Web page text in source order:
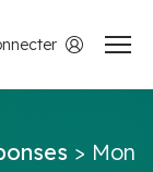
> Mon